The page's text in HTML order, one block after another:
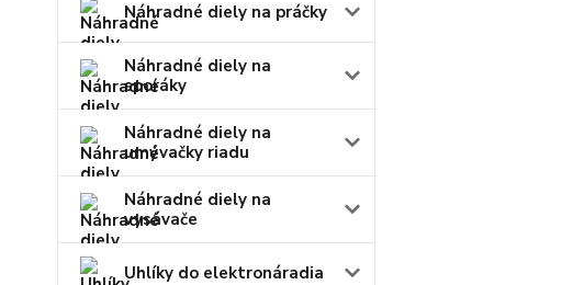
Náhradné diely na práčky
Náhradné diely na
sporáky
Náhradné diely na
umývačky riadu
Náhradné diely na
vysávače
Uhlíky do elektronáradia